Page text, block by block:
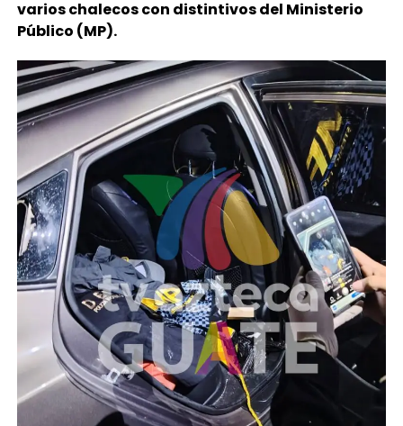
varios chalecos con distintivos del Ministerio
Público (MP).